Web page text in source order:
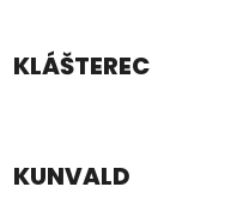
KLÁŠTEREC
KUNVALD